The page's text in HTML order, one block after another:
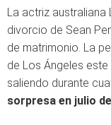
La actriz australiana
divorcio de Sean
de matrimonio. La
de Los Ángeles
saliendo durante
sorpresa en julio